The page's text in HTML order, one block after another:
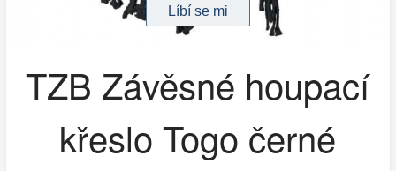
TZB Závěsné houpací
křeslo Togo černé